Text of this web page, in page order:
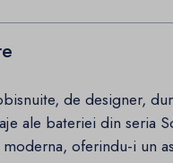
de designer,
ale bateriei din seria
oferindu-i un